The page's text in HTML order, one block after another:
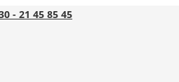
- 21 45 85 45